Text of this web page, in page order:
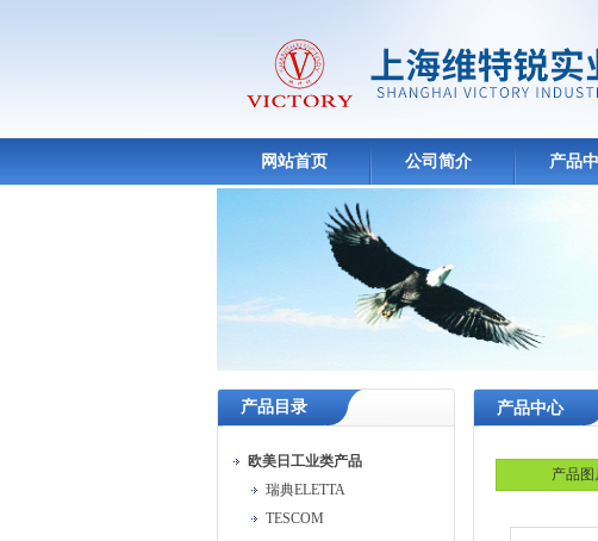
网站首页 公司简介 产品
产品目录
欧美日工业类产品
瑞典ELETTA
TESCOM
产品中心
产品图